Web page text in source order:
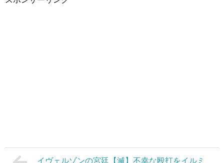
イヴェルゾンの宮廷【滅】不幸な殴打をイルミ